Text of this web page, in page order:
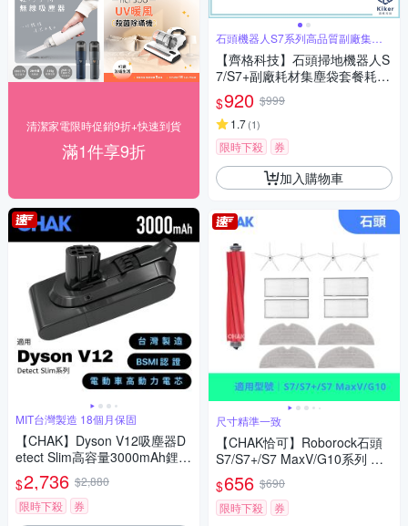
清潔家電限時促銷9折+快速到貨
滿1件享9折
MIT台灣製造 18個月保固
【CHAK】Dyson V12吸塵器D
etect Slim高容量3000mAh鋰電
池 DC1230(Dyson 副廠電池 戴
森吸塵器配件)
$2,736 $2,880
限時下殺
券
石頭機器人S7系列高品質副廠集塵
袋耗材組
【齊格科技】石頭掃地機器人S
7/S7+副廠耗材集塵袋套餐耗材
配件組(1個主刷+2個集塵袋+2
片拖布+2個濾網+送1隻邊刷)
$920 $999
1.7(1)
限時下殺 券
加入購物車
尺寸精準一致
【CHAK恰可】Roborock石頭
S7/S7+/S7 MaxV/G10系列 副
廠配件耗材超值組(主刷x1 邊刷
x4 濾網x4 拖布x4)
$656 $690
限時下殺
券